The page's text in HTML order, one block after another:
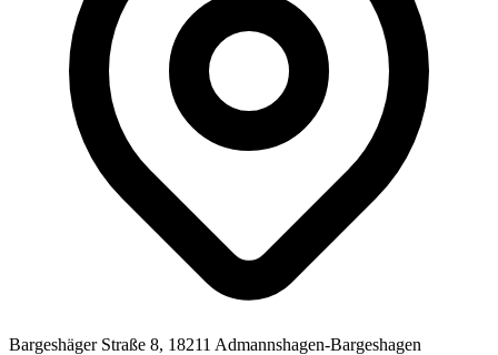
Bargeshäger Straße 8, 18211 Admannshagen-Bargeshagen